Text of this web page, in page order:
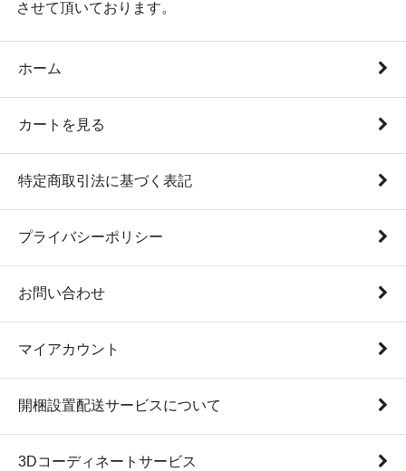
させて頂いております。
ホーム
カートを見る
特定商取引法に基づく表記
プライバシーポリシー
お問い合わせ
マイアカウント
開梱設置配送サービスについて
3Dコーディネートサービス